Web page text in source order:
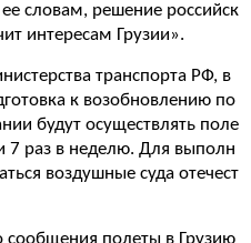
словам, решение российск
интересам Грузии».
транспорта РФ, в
к возобновлению по
будут осуществлять поле
раз в неделю. Для выполн
воздушные суда отечест
сообщения полеты в Грузию